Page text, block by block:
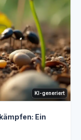
KI-generiert
Ein